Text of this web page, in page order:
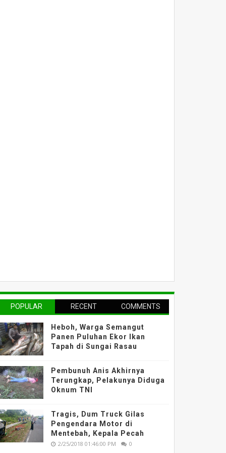
POPULAR RECENT COMMENTS
Heboh, Warga Semangut
Panen Puluhan Ekor Ikan
Tapah di Sungai Rasau
Pembunuh Anis Akhirnya
Terungkap, Pelakunya Diduga
Oknum TNI
Tragis, Dum Truck Gilas
Pengendara Motor di
Mentebah, Kepala Pecah
2/25/2018 01:46:00 PM 0